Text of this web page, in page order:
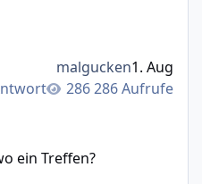
286 Aufrufe
malgucken1. Aug
ein Treffen?